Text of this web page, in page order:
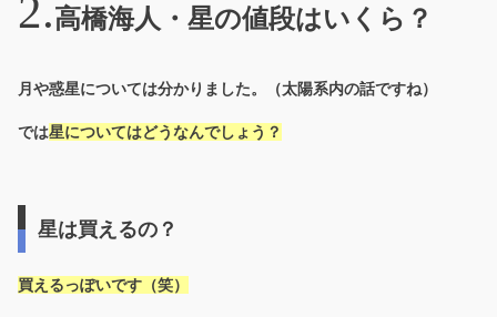
高橋海人・星の値段はいくら？
月や惑星については分かりました。（太陽系内の話ですね）
では星についてはどうなんでしょう？
星は買えるの？
買えるっぽいです（笑）